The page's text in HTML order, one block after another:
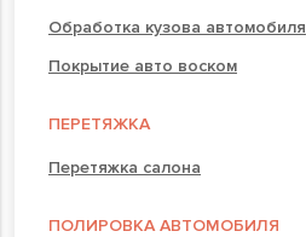
Обработка кузова автомобиля
Покрытие авто воском
ПЕРЕТЯЖКА
Перетяжка салона
ПОЛИРОВКА АВТОМОБИЛЯ